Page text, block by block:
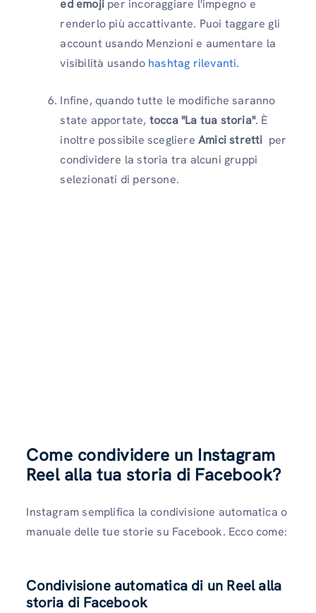
ed emoji per incoraggiare l'impegno e
renderlo più accattivante. Puoi taggare gli
account usando Menzioni e aumentare la
visibilità usando hashtag rilevanti.
Infine, quando tutte le modifiche saranno
state apportate, tocca "La tua storia". È
inoltre possibile scegliere Amici stretti per
condividere la storia tra alcuni gruppi
selezionati di persone.
Come condividere un Instagram
Reel alla tua storia di Facebook?
Instagram semplifica la condivisione automatica o
manuale delle tue storie su Facebook. Ecco come:
Condivisione automatica di un Reel alla
storia di Facebook